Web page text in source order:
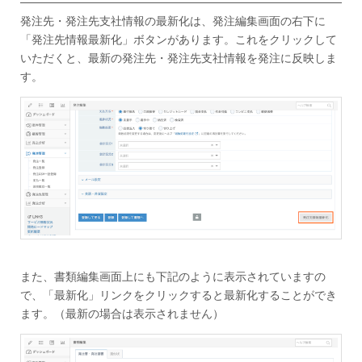
発注先・発注先支社情報の最新化は、発注編集画面の右下に
「発注先情報最新化」ボタンがあります。これをクリックして
いただくと、最新の発注先・発注先支社情報を発注に反映しま
す。
また、書類編集画面上にも下記のように表示されていますの
で、「最新化」リンクをクリックすると最新化することができ
ます。（最新の場合は表示されません）